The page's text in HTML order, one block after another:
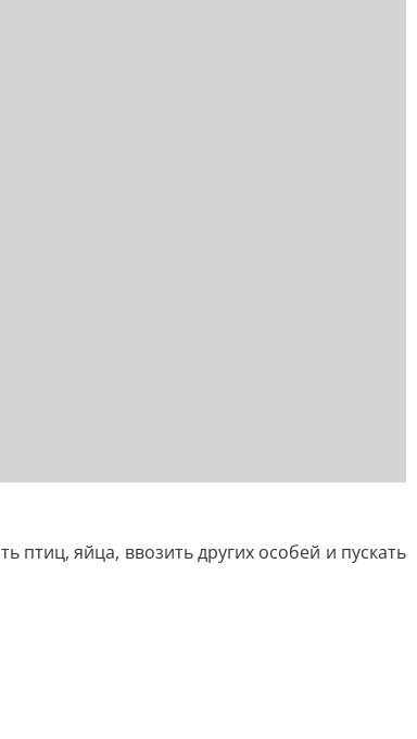
птиц, яйца, ввозить других особей и пускать